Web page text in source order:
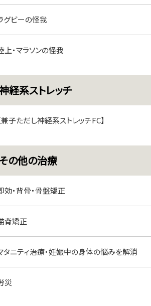
グビーの怪我
上・マラソンの怪我
経系ストレッチ
兼子ただし神経系ストレッチFC】
その他の治療
効・背骨・骨盤矯正
背矯正
タニティ治療・妊娠中の身体の悩みを解消
災